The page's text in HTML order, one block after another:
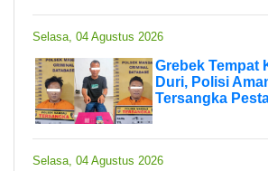
Selasa, 04 Agustus 2026
Grebek Tempat
Duri, Polisi
Tersangka
Selasa, 04 Agustus 2026